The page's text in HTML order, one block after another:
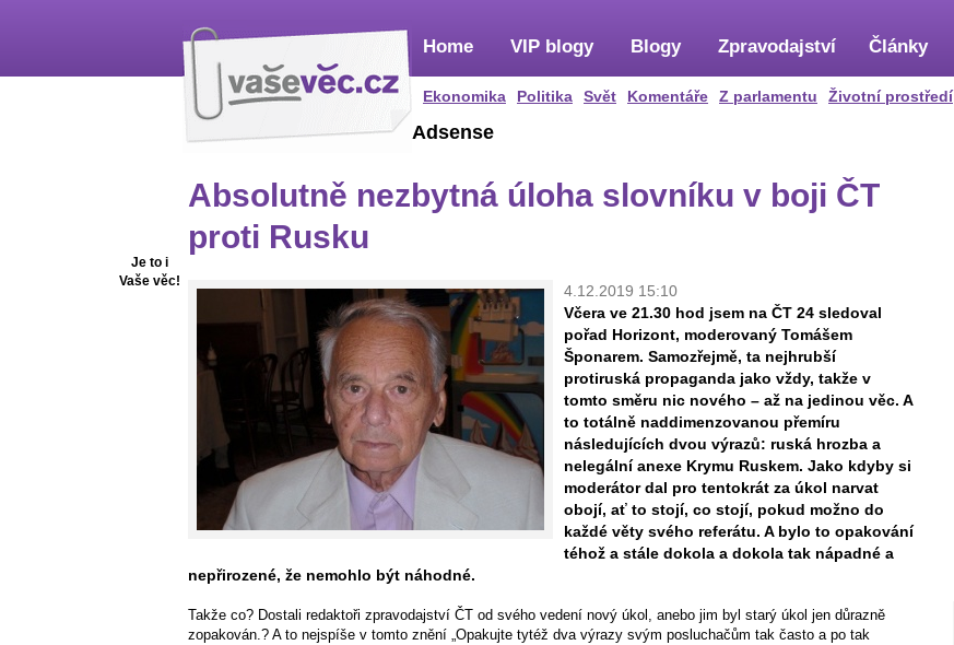
Home
Ekonomika Politika Svět Komentáře Z parlamentu Životní prostředí
VIP blogy Blogy Zpravodajství Články
Je to i
Vaše věc!
Adsense
Absolutně nezbytná úloha slovníku v boji ČT
proti Rusku
4.12.2019 15:10
Včera ve 21.30 hod jsem na ČT 24 sledoval
pořad Horizont, moderovaný Tomášem
Šponarem. Samozřejmě, ta nejhrubší
protiruská propaganda jako vždy, takže v
tomto směru nic nového – až na jedinou věc. A
to totálně naddimenzovanou přemíru
následujících dvou výrazů: ruská hrozba a
nelegální anexe Krymu Ruskem. Jako kdyby si
moderátor dal pro tentokrát za úkol narvat
obojí, ať to stojí, co stojí, pokud možno do
každé věty svého referátu. A bylo to opakování
téhož a stále dokola a dokola tak nápadné a
nepřirozené, že nemohlo být náhodné.
Takže co? Dostali redaktoři zpravodajství ČT od svého vedení nový úkol, anebo jim byl starý úkol jen důrazně
zopakován.? A to nejspíše v tomto znění „Opakujte tytéž dva výrazy svým posluchačům tak často a po tak